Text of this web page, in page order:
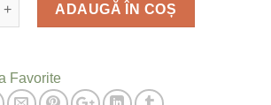
ADAUGĂ ÎN COȘ
Favorite